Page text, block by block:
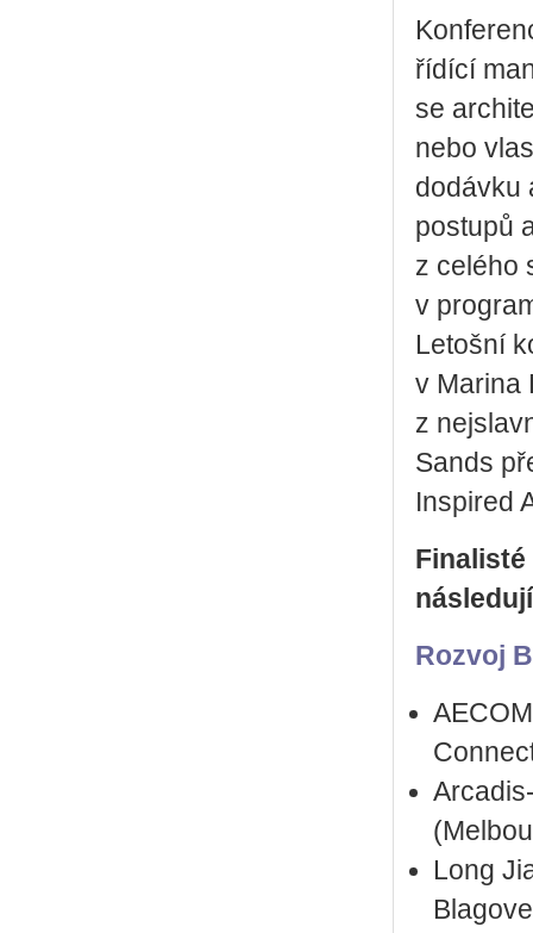
řídící
se
nebo
dodávku
postupů
z celého
v
Letošní
v Marina
z
Sands
Inspired
Finalisté
Rozvoj
Long